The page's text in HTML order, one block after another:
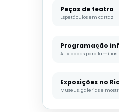
Peças de teatro
Espetáculos em cartaz
Programação
Atividades para famílias
Exposições no
Museus, galerias e